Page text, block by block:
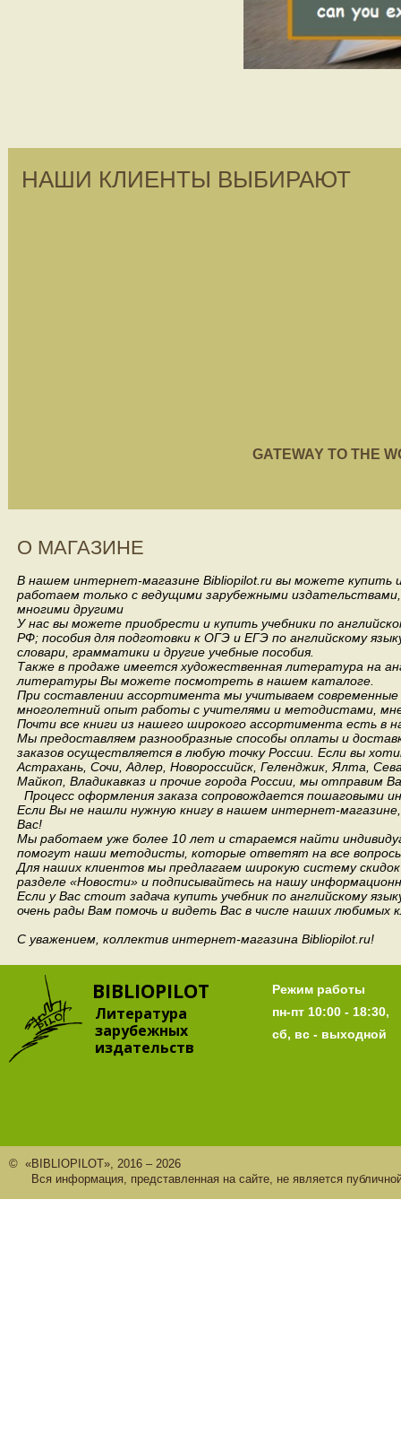
НАШИ КЛИЕНТЫ ВЫБИРАЮТ
GATEWAY TO THE
О МАГАЗИНЕ
В нашем интернет-магазине Bibliopilot.ru вы можете купить
работаем только с ведущими зарубежными издательствами,
многими другими
У нас вы можете приобрести и купить учебники по
РФ; пособия для подготовки к ОГЭ и ЕГЭ по английскому
словари, грамматики и другие учебные пособия.
Также в продаже имеется художественная литература на
литературы Вы можете посмотреть в нашем каталоге.
При составлении ассортимента мы учитываем
многолетний опыт работы с учителями и методистами,
Почти все книги из нашего широкого ассортимента есть в
Мы предоставляем разнообразные способы оплаты и
заказов осуществляется в любую точку России. Если вы
Астрахань, Сочи, Адлер, Новороссийск, Геленджик, Ялта,
Майкоп, Владикавказ и прочие города России, мы отправим
Процесс оформления заказа сопровождается пошаговыми
Если Вы не нашли нужную книгу в нашем интернет-
Вас!
Мы работаем уже более 10 лет и стараемся найти
помогут наши методисты, которые ответят на все
Для наших клиентов мы предлагаем широкую систему
разделе «Новости» и подписывайтесь на нашу
Если у Вас стоит задача купить учебник по английскому
очень рады Вам помочь и видеть Вас в числе наших любимых
С уважением, коллектив интернет-магазина Bibliopilot.ru!
BIBLIOPILOT
Литература
зарубежных
издательств
Режим работы
пн-пт 10:00 - 18:30,
сб, вс - выходной
© «BIBLIOPILOT», 2016 – 2026
Вся информация, представленная на сайте, не является